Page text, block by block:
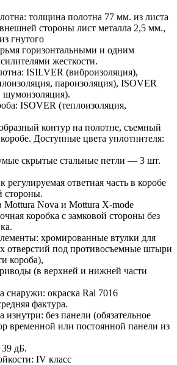
толщина полотна 77 мм. из листа
стороны лист металла 2,5 мм.,
гнутого
горизонтальными и одним
жесткости.
ISILVER (виброизоляция),
пароизоляция), ISOVER
шумоизоляция).
ISOVER (теплоизоляция,
контур на полотне, съемный
Доступные цвета уплотнителя:
скрытые стальные петли — 3 шт.
регулируемая ответная часть в коробе
стороны.
Mottura Nova и Mottura X-mode
коробка с замковой стороны без
хромированные втулки для
отверстий под противосъемные штыри
короба),
(в верхней и нижней части
снаружи: окраска Ral 7016
фактура.
изнутри: без панели (обязательное
временной или постоянной панели из
дБ.
IV класс